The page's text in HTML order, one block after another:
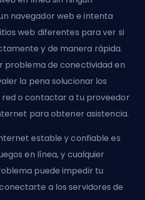
navegador web e intenta
web diferentes para ver si
y de manera rápida.
problema de conectividad en
la pena solucionar los
o contactar a tu proveedor
para obtener asistencia.
estable y confiable es
en línea, y cualquier
puede impedir tu
a los servidores de